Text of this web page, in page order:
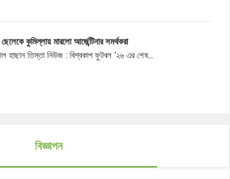
কুমিল্লায় মারলো আর্জেন্টিনার সমর্থকরা
হাছান তিস্তা নিউজ : বিশ্বকাপ ফুটবল '২৬ এর শেষ...
বিজ্ঞাপন